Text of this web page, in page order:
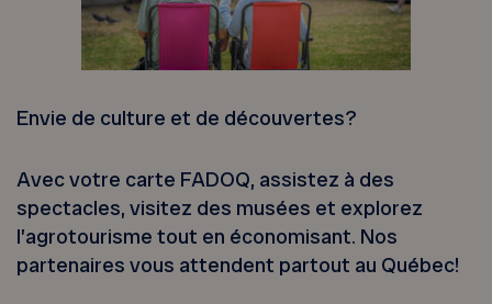
Envie de culture et de découvertes?
Avec votre carte FADOQ, assistez à des
spectacles, visitez des musées et explorez
l’agrotourisme tout en économisant. Nos
partenaires vous attendent partout au Québec!